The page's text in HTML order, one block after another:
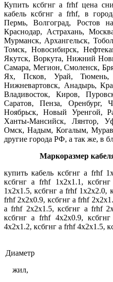
Купить ксбгнг а frhf цена
кабель ксбгнг а frhf, в
Пермь, Волгоград, Ростов
Краснодар, Астрахань,
Мурманск, Архангельск,
Томск, Новосибирск,
Якутск, Воркута, Нижний
Самара, Мегион, Смоленск,
Ях, Псков, Урай, Тюмень,
Нижневартовск, Анадырь,
Владивосток, Киров,
Саратов, Пенза, Оренбург,
Ноябрьск, Новый Уренгой,
Ханты-Мансийск, Лянтор,
Омск, Надым, Когалым,
другие города РФ, а так же, в
Маркоразмер
купить кабель ксбгнг а frhf
ксбгнг а frhf 1х2х1.1,
1х2х1.5, ксбгнг а frhf 1х2х2.0,
frhf 2х2х0.9, ксбгнг а frhf
а frhf 2х2х1.5, ксбгнг а frhf
ксбгнг а frhf 4х2х0.9,
4х2х1.2, ксбгнг а frhf 4х2х1.5,
Диаметр
жил,